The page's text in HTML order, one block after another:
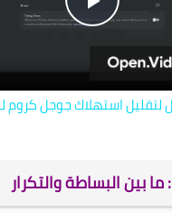
Play
Video
استهلاك جوجل كروم
بين البساطة والتكرار